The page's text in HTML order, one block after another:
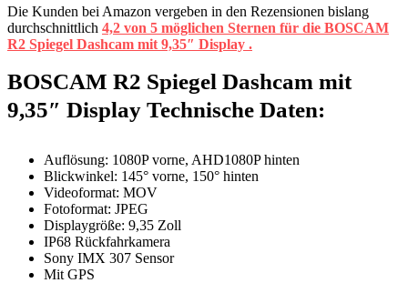
Die Kunden bei Amazon vergeben in den Rezensionen bislang
durchschnittlich 4,2 von 5 möglichen Sternen für die BOSCAM
R2 Spiegel Dashcam mit 9,35″ Display .
BOSCAM R2 Spiegel Dashcam mit
9,35″ Display Technische Daten:
Auflösung: 1080P vorne, AHD1080P hinten
Blickwinkel: 145° vorne, 150° hinten
Videoformat: MOV
Fotoformat: JPEG
Displaygröße: 9,35 Zoll
IP68 Rückfahrkamera
Sony IMX 307 Sensor
Mit GPS